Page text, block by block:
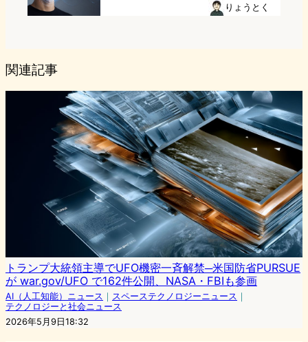
りょうとく
関連記事
トランプ大統領主導でUFO機密一斉解禁─米国防省PURSUE
が war.gov/UFO で162件公開、NASA・FBIも参画
AI（人工知能）ニュース ｜ スペーステクノロジーニュース ｜
テクノロジーと社会ニュース
2026年5月9日18:32